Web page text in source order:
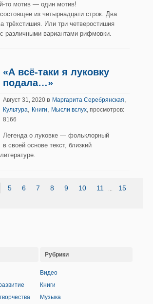
то мотив — один мотив!
из четырнадцати строк. Два
трёхстишия. Или три четверостишия
различными вариантами рифмовки.
«А всё-таки я луковку
подала…»
Август 31, 2020 в Маргарита Серебрянская,
Культура, Книги, Мысли вслух, просмотров:
8166
Легенда о луковке — фольклорный
в своей основе текст, близкий
5 6 7 8 9 10 11
15
Рубрики
Видео
Книги
Музыка